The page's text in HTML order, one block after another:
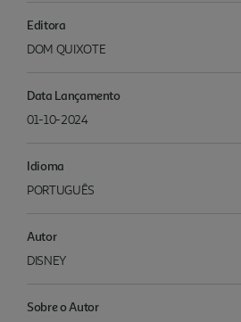
Editora
DOM QUIXOTE
Data Lançamento
01-10-2024
Idioma
PORTUGUÊS
Autor
DISNEY
Sobre o Autor